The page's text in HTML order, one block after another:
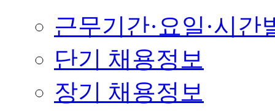
근무기간·요일·시간
단기 채용정보
장기 채용정보